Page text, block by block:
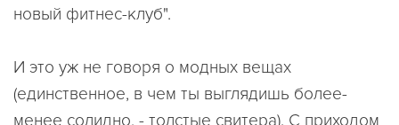
новый фитнес-клуб".
И это уж не говоря о модных вещах
(единственное, в чем ты выглядишь более-